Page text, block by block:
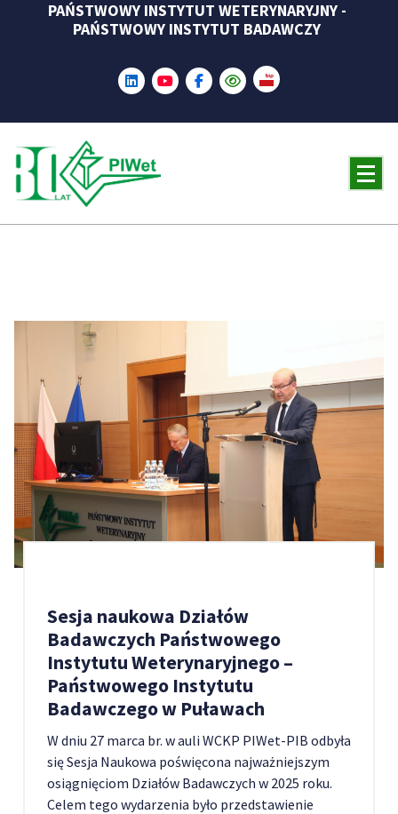
PAŃSTWOWY INSTYTUT WETERYNARYJNY -
PAŃSTWOWY INSTYTUT BADAWCZY
Sesja naukowa Działów
Badawczych Państwowego
Instytutu Weterynaryjnego –
Państwowego Instytutu
Badawczego w Puławach
W dniu 27 marca br. w auli WCKP PIWet-PIB odbyła
się Sesja Naukowa poświęcona najważniejszym
osiągnięciom Działów Badawczych w 2025 roku.
Celem tego wydarzenia było przedstawienie